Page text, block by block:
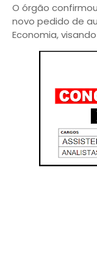
O órgão
novo pedido de
Economia,